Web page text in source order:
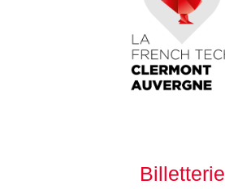
Billetterie